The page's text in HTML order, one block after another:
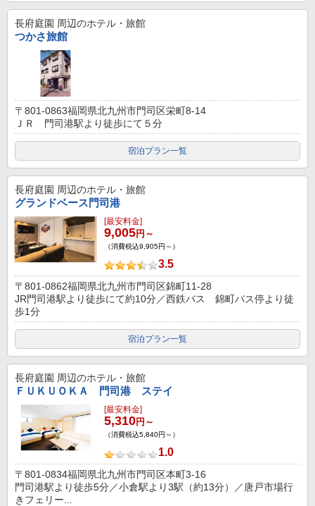
長府庭園 周辺のホテル・旅館
つかさ旅館
〒801-0863福岡県北九州市門司区栄町8-14
ＪＲ 門司港駅より徒歩にて５分
宿泊プラン一覧
長府庭園 周辺のホテル・旅館
グランドベース門司港
[最安料金]
9,005円～
（消費税込9,905円～）
3.5
〒801-0862福岡県北九州市門司区錦町11-28
JR門司港駅より徒歩にて約10分／西鉄バス 錦町バス停より徒
歩1分
宿泊プラン一覧
長府庭園 周辺のホテル・旅館
ＦＵＫＵＯＫＡ 門司港 ステイ
[最安料金]
5,310円～
（消費税込5,840円～）
1.0
〒801-0834福岡県北九州市門司区本町3-16
門司港駅より徒歩5分／小倉駅より3駅（約13分）／唐戸市場行
きフェリー...